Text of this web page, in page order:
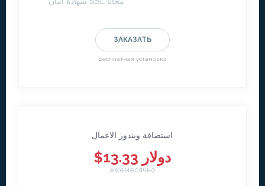
ЗАКАЗАТЬ
Бесплатная установка
استضافة ويندوز الاعمال
$13.33 دولار
ежемесячно